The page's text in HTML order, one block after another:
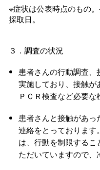
※症状は公表時点のもの
採取日。
３．調査の状況
患者さんの行動調査
実施しており、接触
ＰＣＲ検査など必要な
患者さんと接触があ
連絡をとっておりま
は、行動を制限する
ただいていますので、